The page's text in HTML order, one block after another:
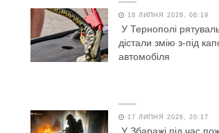
18 ЛИПНЯ 2026, 06:19
У Тернополі
дістали змію з-під
автомобіля
17 ЛИПНЯ 2026, 20:17